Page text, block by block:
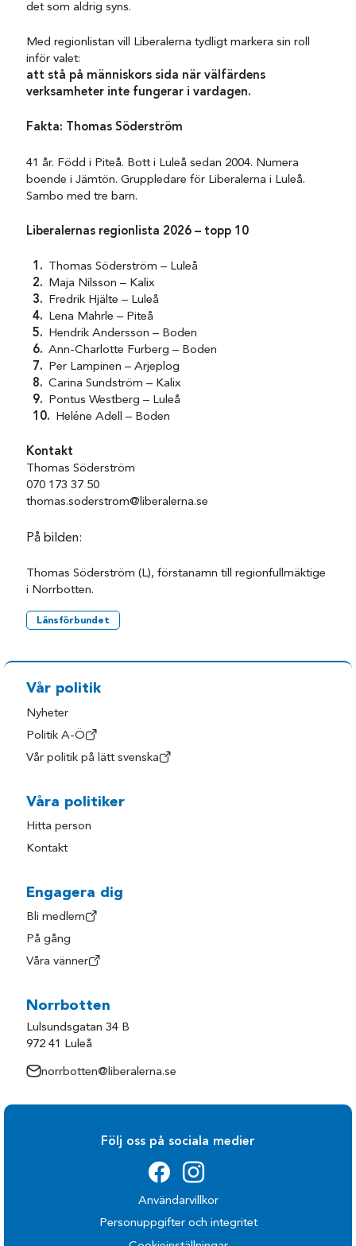
det som aldrig syns.
Med regionlistan vill Liberalerna tydligt markera sin roll
inför valet:
att stå på människors sida när välfärdens
verksamheter inte fungerar i vardagen.
Fakta: Thomas Söderström
41 år. Född i Piteå. Bott i Luleå sedan 2004. Numera
boende i Jämtön. Gruppledare för Liberalerna i Luleå.
Sambo med tre barn.
Liberalernas regionlista 2026 – topp 10
Thomas Söderström – Luleå
Maja Nilsson – Kalix
Fredrik Hjälte – Luleå
Lena Mahrle – Piteå
Hendrik Andersson – Boden
Ann-Charlotte Furberg – Boden
Per Lampinen – Arjeplog
Carina Sundström – Kalix
Pontus Westberg – Luleå
Heléne Adell – Boden
Kontakt
Thomas Söderström
070 173 37 50
thomas.soderstrom@liberalerna.se
På bilden:
Thomas Söderström (L), förstanamn till regionfullmäktige
i Norrbotten.
Länsförbundet
Vår politik
Nyheter
Politik A-Ö
Vår politik på lätt svenska
Våra politiker
Hitta person
Kontakt
Engagera dig
Bli medlem
På gång
Våra vänner
Norrbotten
Lulsundsgatan 34 B
972 41 Luleå
norrbotten@liberalerna.se
Följ oss på sociala medier
Användarvillkor
Personuppgifter och integritet